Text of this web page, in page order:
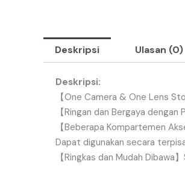
Deskripsi Ulasan (0)
Deskripsi:
【One Camera & One Lens
【Ringan dan Bergaya dengan
【Beberapa Kompartemen
Dapat digunakan secara
【Ringkas dan Mudah Dibawa】